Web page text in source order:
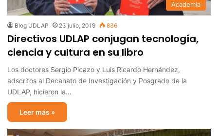
Academia
Blog UDLAP 23 julio, 2019 836
Directivos UDLAP conjugan tecnología,
ciencia y cultura en su libro
Los doctores Sergio Picazo y Luis Ricardo Hernández,
adscritos al Decanato de Investigación y Posgrado de la
UDLAP, hicieron la…
Leer más »